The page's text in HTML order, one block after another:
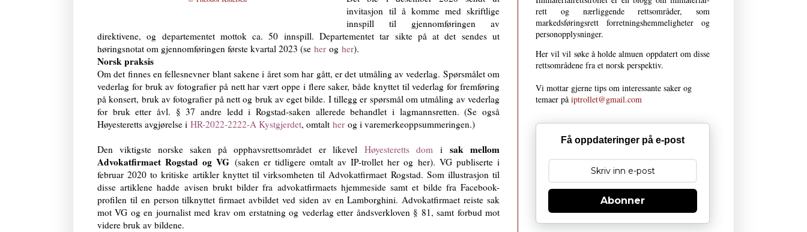
invitasjon til å komme med skriftlige
innspill til gjennomføringen av
direktivene, og departementet mottok ca. 50 innspill. Departementet tar sikte på at det sendes ut
høringsnotat om gjennomføringen første kvartal 2023 (se her og her).
Norsk praksis
Om det finnes en fellesnevner blant sakene i året som har gått, er det utmåling av vederlag. Spørsmålet om
vederlag for bruk av fotografier på nett har vært oppe i flere saker, både knyttet til vederlag for fremføring
på konsert, bruk av fotografier på nett og bruk av eget bilde. I tillegg er spørsmål om utmåling av vederlag
for bruk etter åvl. § 37 andre ledd i Rogstad-saken allerede behandlet i lagmannsretten. (Se også
Høyesteretts avgjørelse i HR-2022-2222-A Kystgjerdet, omtalt her og i varemerkeoppsummeringen.)
Den viktigste norske saken på opphavsrettsområdet er likevel Høyesteretts domi sak mellom
Advokatfirmaet Rogstad og VG (saken er tidligere omtalt av IP-trollet her og her). VG publiserte i
februar 2020 to kritiske artikler knyttet til virksomheten til Advokatfirmaet Rogstad. Som illustrasjon til
disse artiklene hadde avisen brukt bilder fra advokatfirmaets hjemmeside samt et bilde fra Facebook-
profilen til en person tilknyttet firmaet avbildet ved siden av en Lamborghini. Advokatfirmaet reiste sak
mot VG og en journalist med krav om erstatning og vederlag etter åndsverkloven § 81, samt forbud mot
videre bruk av bildene.
rett og nærliggende retts­områder, som
markedsføringsrett forret­nings­­hemmeligheter og
person­opplysninger.
Her vil vil søke å holde almuen oppdatert om disse
rettsområdene fra et norsk perspektiv.
Vi mottar gjerne tips om interessante saker og
temaer på iptrollet@gmail.com
Få oppdateringer på e-post
Abonner